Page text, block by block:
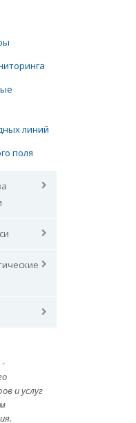
линий
поля
и услуг